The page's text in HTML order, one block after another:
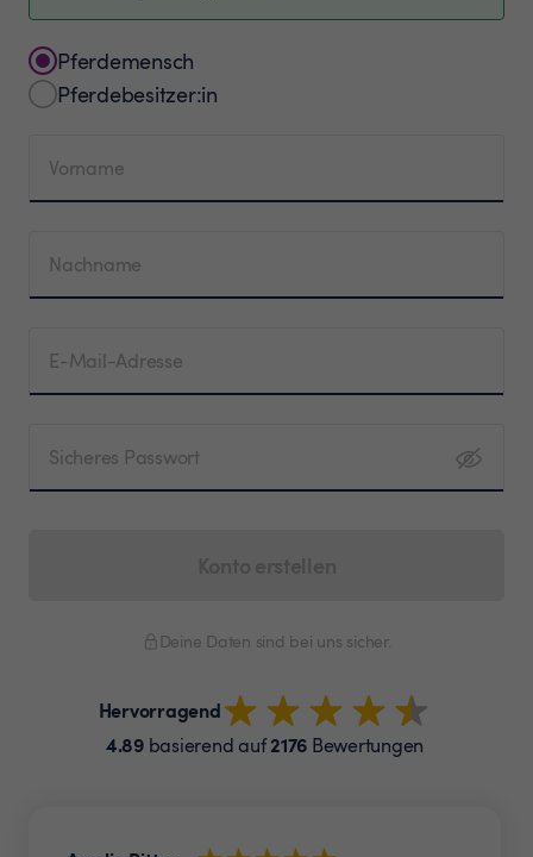
Pferdemensch
Pferdebesitzer:in
Vorname
Nachname
E-Mail-Adresse
Sicheres Passwort
Deine Daten sind bei uns sicher.
Hervorragend
4.89basierend auf2176 Bewertungen